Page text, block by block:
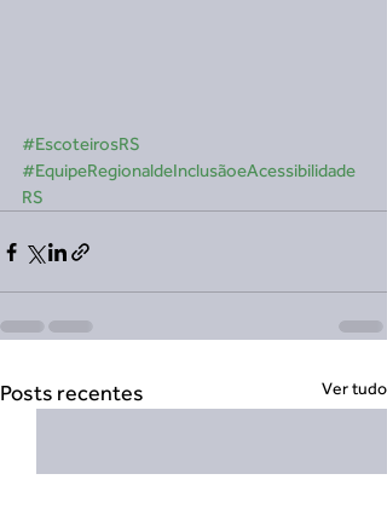
#EscoteirosRS
#EquipeRegionaldeInclusãoeAcessibilidade
RS
Posts recentes Ver tudo